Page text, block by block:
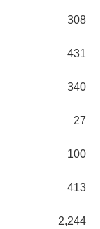
308
431
340
27
100
413
2,244